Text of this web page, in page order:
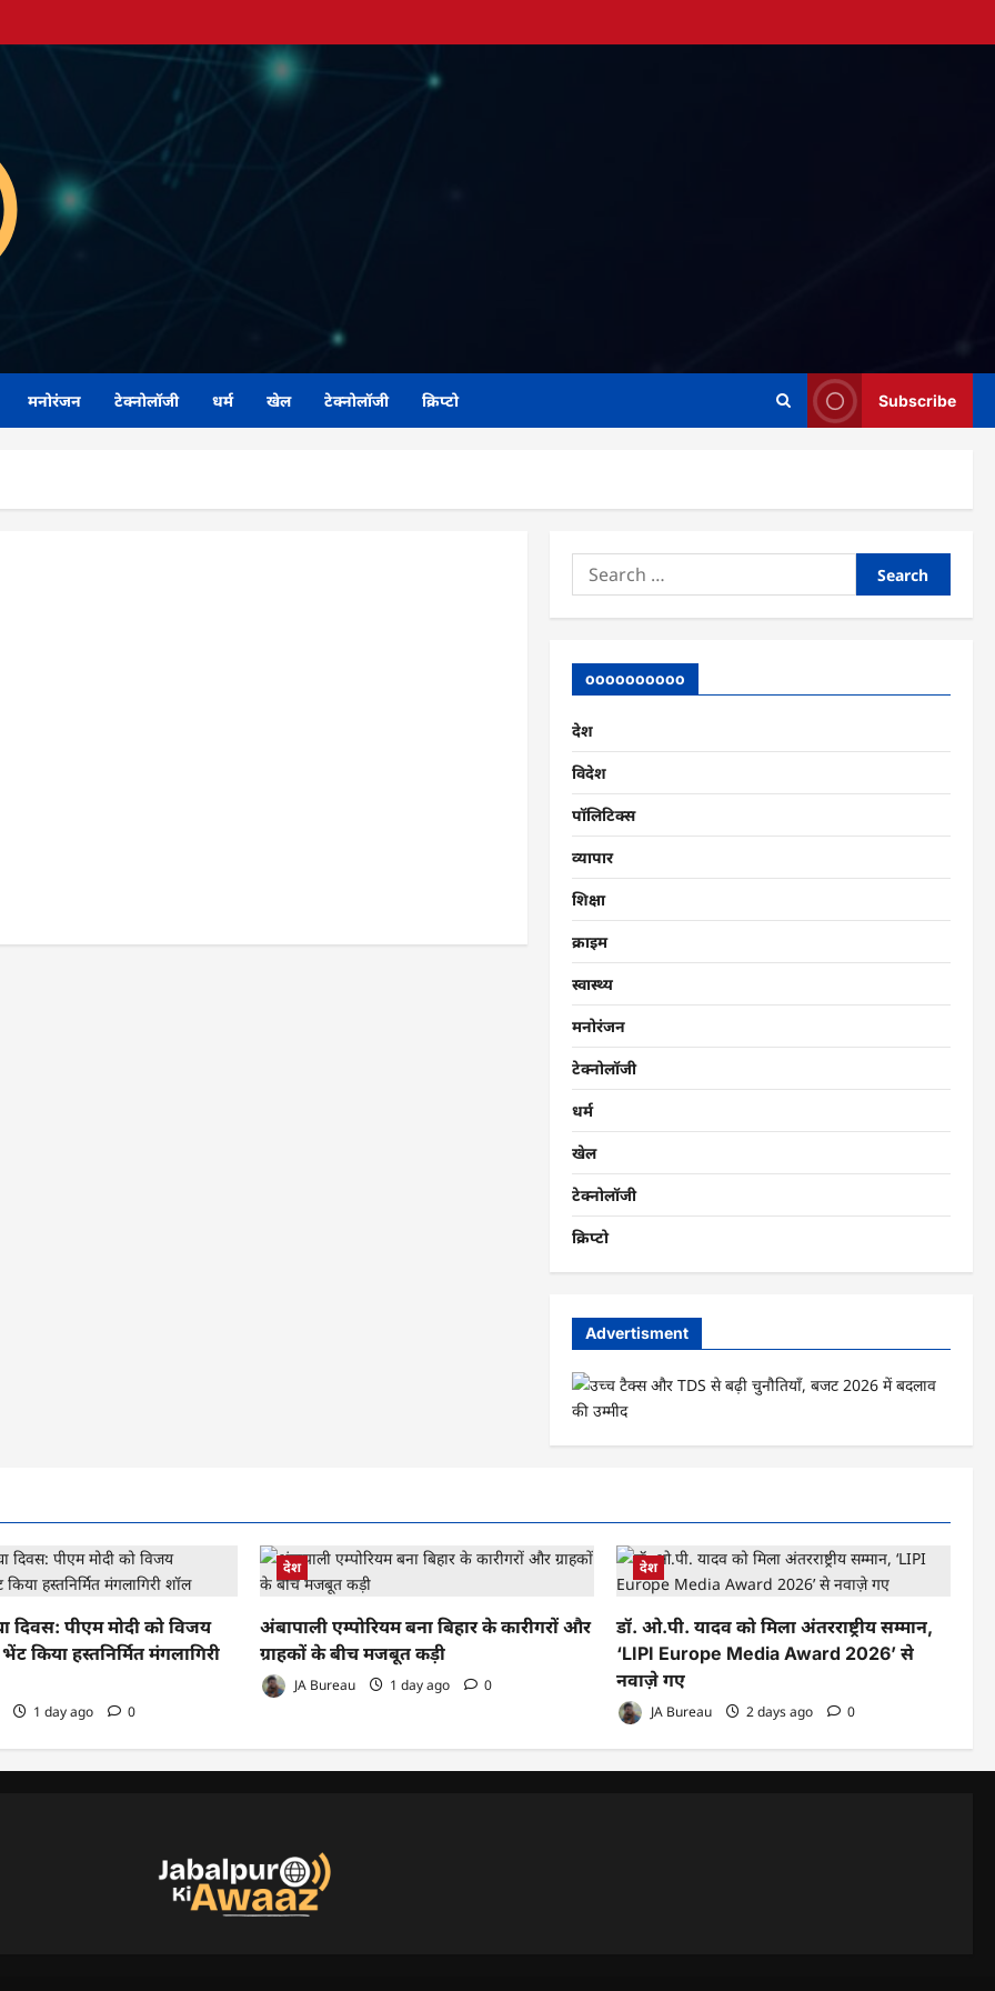
मनोरंजन टेक्नोलॉजी धर्म खेल टेक्नोलॉजी क्रिप्टो Subscribe
Search
for:
oooooooooo
देश
विदेश
पॉलिटिक्स
व्यापार
शिक्षा
क्राइम
स्वास्थ्य
मनोरंजन
टेक्नोलॉजी
धर्म
खेल
टेक्नोलॉजी
क्रिप्टो
Advertisment
दिवस: पीएम मोदी को विजय
किया हस्तनिर्मित मंगलागिरी
1 day ago 0
देश
अंबापाली एम्पोरियम बना बिहार के कारीगरों और
ग्राहकों के बीच मजबूत कड़ी
JA Bureau 1 day ago 0
देश
डॉ. ओ.पी. यादव को मिला अंतरराष्ट्रीय सम्मान,
‘LIPI Europe Media Award 2026’ से
नवाज़े गए
JA Bureau 2 days ago 0